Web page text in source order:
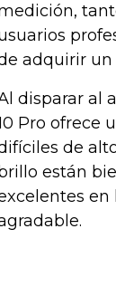
adquirir un
disparar al
Pro ofrece
de
están
en